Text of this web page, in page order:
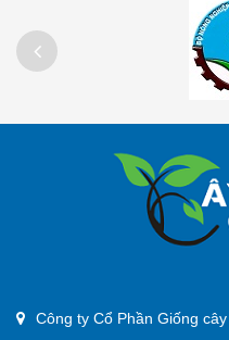
Công ty Cổ Phần Giống